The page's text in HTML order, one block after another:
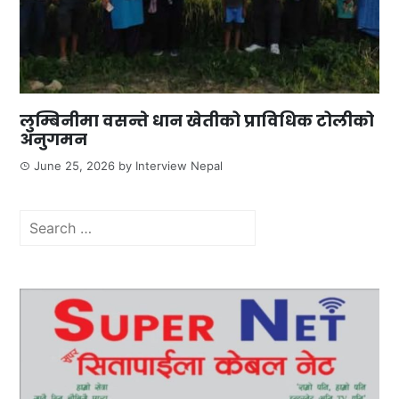
लुम्बिनीमा वसन्ते धान खेतीको प्राविधिक टोलीको
अनुगमन
June 25, 2026 by Interview Nepal
Search